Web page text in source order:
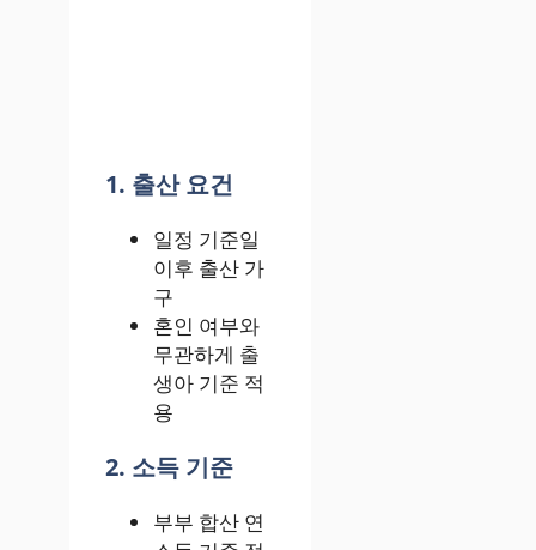
1. 출산 요건
일정 기준일
이후 출산 가
구
혼인 여부와
무관하게 출
생아 기준 적
용
2. 소득 기준
부부 합산 연